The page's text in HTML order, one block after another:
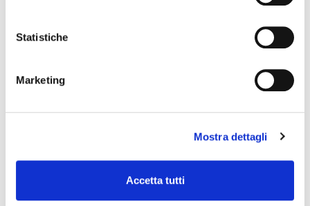
Statistiche
Marketing
Mostra dettagli
Accetta tutti